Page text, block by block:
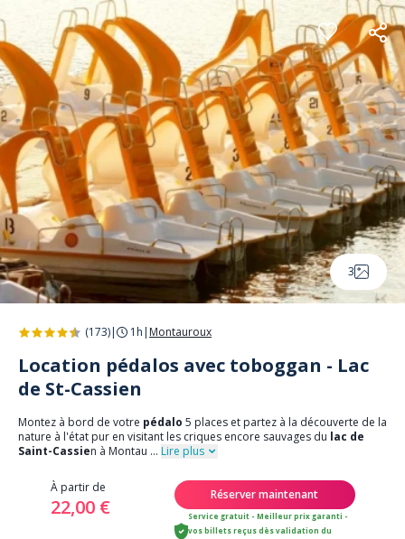
Panneau de gestion des cookies
3
(173)| 1h | Montauroux
Location pédalos avec toboggan - Lac
de St-Cassien
Montez à bord de votre pédalo 5 places et partez à la découverte de la
nature à l'état pur en visitant les criques encore sauvages du lac de
Saint-Cassien à Montau ... Lire plus
À partir de
22,00 €
Réserver maintenant
Service gratuit - Meilleur prix garanti -
vos billets reçus dès validation du